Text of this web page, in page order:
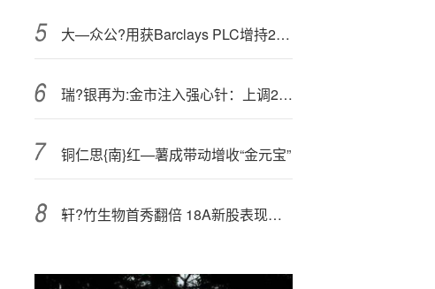
大—众公?用获Barclays PLC增持2574.2万股 每股均价约3.44港元
瑞?银再为:金市注入强心针：上调2026年黄金目标价！
铜仁思{南}红—薯成带动增收“金元宝”
轩?竹生物首秀翻倍 18A新股表现强劲